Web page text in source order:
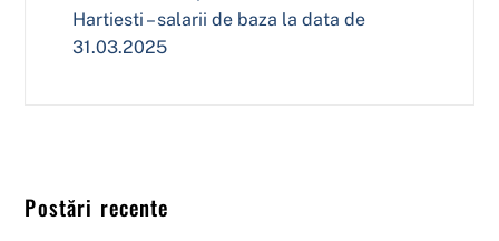
Hartiesti – salarii de baza la data de
31.03.2025
Postări recente